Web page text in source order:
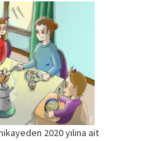
2020 yılına ait